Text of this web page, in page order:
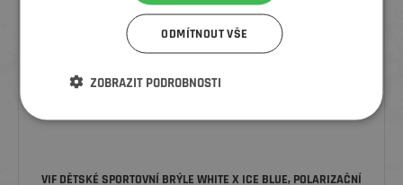
VIF DĚTSKÉ SPORTOVNÍ BRÝLE WHITE X ICE BLUE, POLARIZAČNÍ
ODMÍTNOUT VŠE
ZOBRAZIT PODROBNOSTI